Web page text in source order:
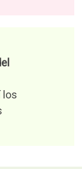
los